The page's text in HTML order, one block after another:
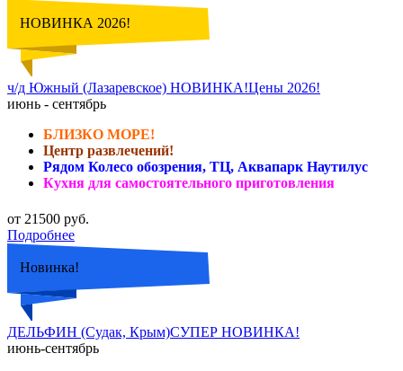
НОВИНКА 2026!
ч/д Южный (Лазаревское) НОВИНКА!Цены 2026!
июнь - сентябрь
БЛИЗКО МОРЕ!
Центр развлечений!
Рядом Колесо обозрения, ТЦ, Аквапарк Наутилус
Кухня для самостоятельного приготовления
от 21500 руб.
Подробнее
Новинка!
ДЕЛЬФИН (Судак, Крым)СУПЕР НОВИНКА!
июнь-сентябрь